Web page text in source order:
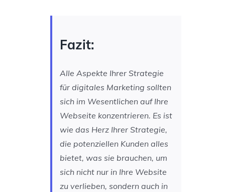
Fazit:
Alle Aspekte Ihrer Strategie
für digitales Marketing sollten
sich im Wesentlichen auf Ihre
Webseite konzentrieren. Es ist
wie das Herz Ihrer Strategie,
die potenziellen Kunden alles
bietet, was sie brauchen, um
sich nicht nur in Ihre Website
zu verlieben, sondern auch in